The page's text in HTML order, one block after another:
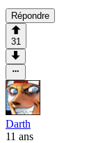
Répondre
31
Darth
11 ans